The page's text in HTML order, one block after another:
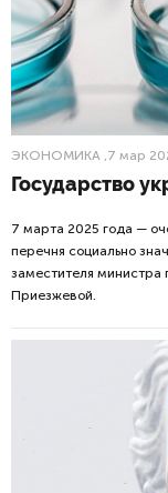
ЭКОНОМИКА ,7 мар
Государство
7 марта 2025 года —
перечня социально
заместителя
Приезжевой.